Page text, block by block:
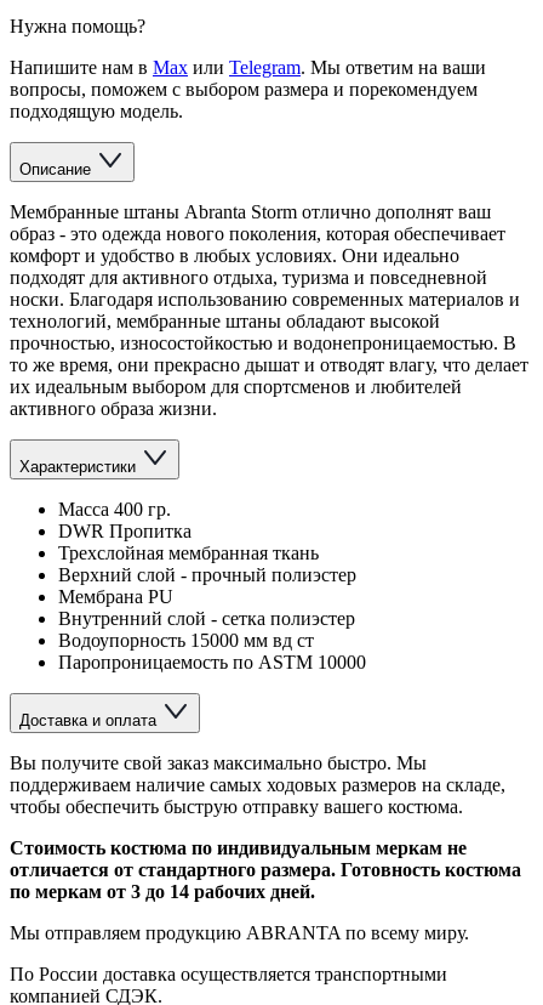
Нужна помощь?
Напишите нам в Max или Telegram. Мы ответим на ваши
вопросы, поможем с выбором размера и порекомендуем
подходящую модель.
Описание
Мембранные штаны Abranta Storm отлично дополнят ваш
образ - это одежда нового поколения, которая обеспечивает
комфорт и удобство в любых условиях. Они идеально
подходят для активного отдыха, туризма и повседневной
носки. Благодаря использованию современных материалов и
технологий, мембранные штаны обладают высокой
прочностью, износостойкостью и водонепроницаемостью. В
то же время, они прекрасно дышат и отводят влагу, что делает
их идеальным выбором для спортсменов и любителей
активного образа жизни.
Характеристики
Масса 400 гр.
DWR Пропитка
Трехслойная мембранная ткань
Верхний слой - прочный полиэстер
Мембрана PU
Внутренний слой - сетка полиэстер
Водоупорность 15000 мм вд ст
Паропроницаемость по ASTM 10000
Доставка и оплата
Вы получите свой заказ максимально быстро. Мы
поддерживаем наличие самых ходовых размеров на складе,
чтобы обеспечить быструю отправку вашего костюма.
Стоимость костюма по индивидуальным меркам не
отличается от стандартного размера. Готовность костюма
по меркам от 3 до 14 рабочих дней.
Мы отправляем продукцию ABRANTA по всему миру.
По России доставка осуществляется транспортными
компанией СДЭК.